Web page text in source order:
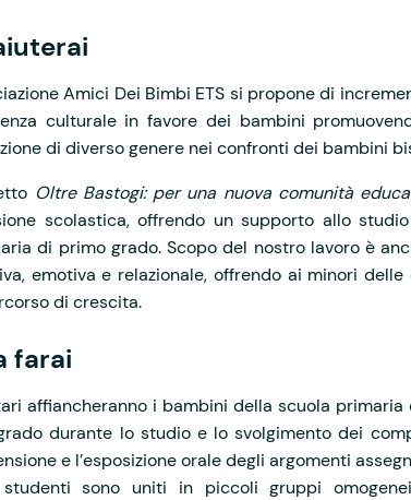
Amici Dei Bimbi ETS si propone di
culturale in favore dei bambini
di diverso genere nei confronti dei bambini
Oltre Bastogi: per una nuova comunità
scolastica, offrendo un supporto allo
di primo grado. Scopo del nostro lavoro è
emotiva e relazionale, offrendo ai minori
di crescita.
farai
affiancheranno i bambini della scuola
durante lo studio e lo svolgimento dei
e l’esposizione orale degli argomenti
sono uniti in piccoli gruppi